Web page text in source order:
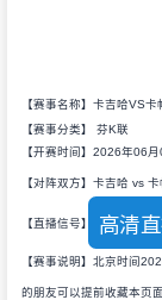
【赛事名称】卡吉哈VS卡
【赛事分类】 芬K联
【开赛时间】2026年06
【对阵双方】卡吉哈 vs
【直播信号】 高清
【赛事说明】北京时间
的朋友可以提前收藏本页